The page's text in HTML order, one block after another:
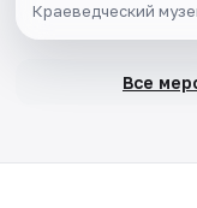
Краеведческий
Все